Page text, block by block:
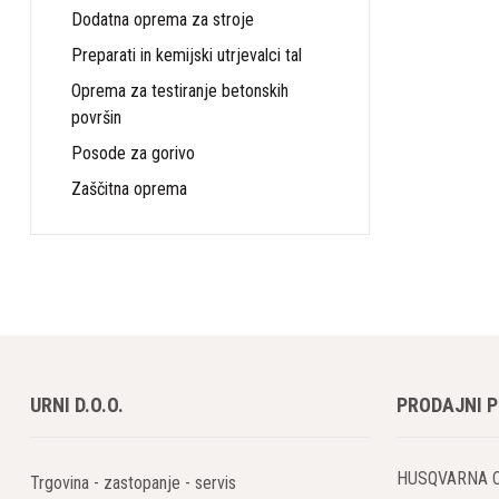
Dodatna oprema za stroje
Preparati in kemijski utrjevalci tal
Oprema za testiranje betonskih
površin
Posode za gorivo
Zaščitna oprema
URNI D.O.O.
Trgovina - zastopanje - servis
PRODAJNI
HUSQVARNA